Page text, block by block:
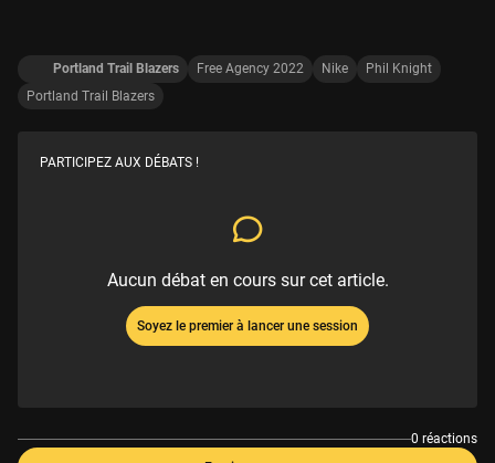
Portland Trail Blazers Free Agency 2022 Nike
Phil Knight
Portland Trail Blazers
PARTICIPEZ AUX DÉBATS !
Aucun débat en cours sur cet article.
Soyez le premier à lancer une session
0 réactions